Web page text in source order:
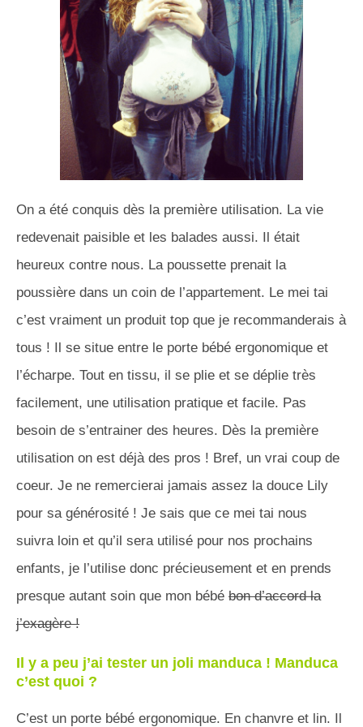
On a été conquis dès la première utilisation. La vie
redevenait paisible et les balades aussi. Il était
heureux contre nous. La poussette prenait la
poussière dans un coin de l’appartement. Le mei tai
c’est vraiment un produit top que je recommanderais à
tous ! Il se situe entre le porte bébé ergonomique et
l’écharpe. Tout en tissu, il se plie et se déplie très
facilement, une utilisation pratique et facile. Pas
besoin de s’entrainer des heures. Dès la première
utilisation on est déjà des pros ! Bref, un vrai coup de
coeur. Je ne remercierai jamais assez la douce Lily
pour sa générosité ! Je sais que ce mei tai nous
suivra loin et qu’il sera utilisé pour nos prochains
enfants, je l’utilise donc précieusement et en prends
presque autant soin que mon bébé bon d’accord la
j’exagère !
Il y a peu j’ai tester un joli manduca ! Manduca
c’est quoi ?
C’est un porte bébé ergonomique. En chanvre et lin. Il